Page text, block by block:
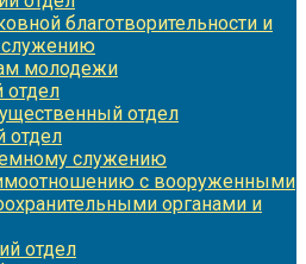
благотворительности и
служению
молодежи
отдел
отдел
отдел
служению
с вооруженными
органами и
отдел